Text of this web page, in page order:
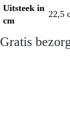
Uitsteek in
cm
22,5
Gratis